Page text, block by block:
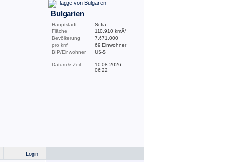
Bulgarien
Hauptstadt
Sofia
Fläche
110.910 kmÂ²
Bevölkerung
7.671.000
pro km²
69 Einwohner
BIP/Einwohner
US-$
Datum & Zeit
10.08.2026
06:22
Login